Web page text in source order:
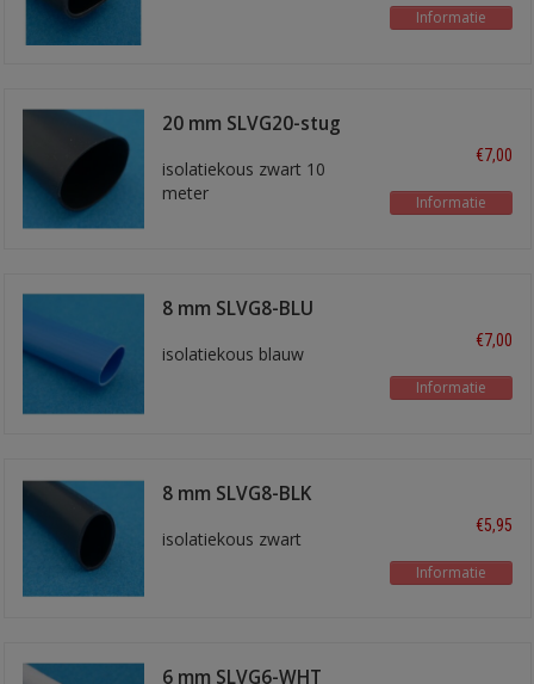
Informatie
20 mm SLVG20-stug
isolatiekous zwart 10
meter
€7,00
Informatie
8 mm SLVG8-BLU
isolatiekous blauw
€7,00
Informatie
8 mm SLVG8-BLK
isolatiekous zwart
€5,95
Informatie
6 mm SLVG6-WHT